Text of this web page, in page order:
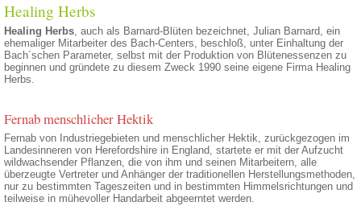
Healing Herbs
Healing Herbs, auch als Barnard-Blüten bezeichnet, Julian Barnard, ein
ehemaliger Mitarbeiter des Bach-Centers, beschloß, unter Einhaltung der
Bach´schen Parameter, selbst mit der Produktion von Blütenessenzen zu
beginnen und gründete zu diesem Zweck 1990 seine eigene Firma Healing
Herbs.
Fernab menschlicher Hektik
Fernab von Industriegebieten und menschlicher Hektik, zurückgezogen im
Landesinneren von Herefordshire in England, startete er mit der Aufzucht
wildwachsender Pflanzen, die von ihm und seinen Mitarbeitern, alle
überzeugte Vertreter und Anhänger der traditionellen Herstellungsmethoden,
nur zu bestimmten Tageszeiten und in bestimmten Himmelsrichtungen und
teilweise in mühevoller Handarbeit abgeerntet werden.